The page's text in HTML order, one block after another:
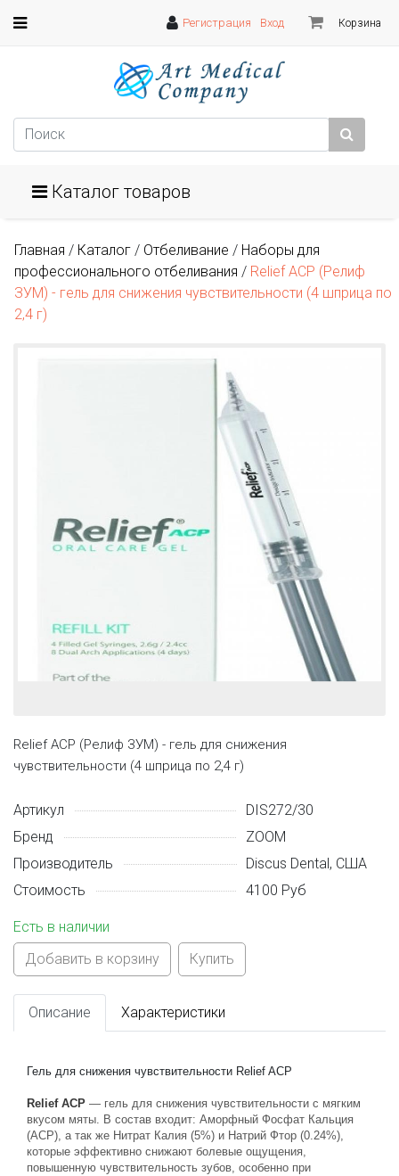
Регистрация Вход Корзина
Каталог товаров
Главная / Каталог / Отбеливание / Наборы для
профессионального отбеливания / Relief ACP (Релиф
ЗУМ) - гель для снижения чувствительности (4 шприца по
2,4 г)
Relief ACP (Релиф ЗУМ) - гель для снижения
чувствительности (4 шприца по 2,4 г)
Артикул
DIS272/30
Бренд
ZOOM
Производитель
Discus Dental, США
Стоимость
4100 Руб
Есть в наличии
Добавить в корзину
Купить
Описание Характеристики
Гель для снижения чувствительности Relief ACP
Relief ACP — гель для снижения чувствительности с мягким
вкусом мяты. В состав входит: Аморфный Фосфат Кальция
(ACP), а так же Нитрат Калия (5%) и Натрий Фтор (0.24%),
которые эффективно снижают болевые ощущения,
повышенную чувствительность зубов, особенно при